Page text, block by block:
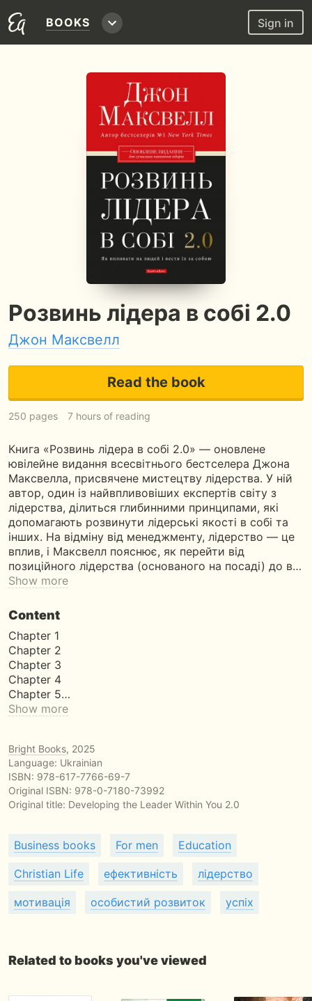
BOOKS Sign in
Розвинь лідера в собі 2.0
Джон Максвелл
Read the book
250 pages 7 hours of reading
Книга «Розвинь лідера в собі 2.0» — оновлене
ювілейне видання всесвітнього бестселера Джона
Максвелла, присвячене мистецтву лідерства. У ній
автор, один із найвпливовіших експертів світу з
лідерства, ділиться глибинними принципами, які
допомагають розвинути лідерські якості в собі та
інших. На відміну від менеджменту, лідерство — це
вплив, і Максвелл пояснює, як перейти від
позиційного лідерства (основаного на посаді) до в…
Show more
Content
Chapter 1
Chapter 2
Chapter 3
Chapter 4
Chapter 5…
Show more
Bright Books, 2025
Language: Ukrainian
ISBN: 978-617-7766-69-7
Original ISBN: 978-0-7180-73992
Original title: Developing the Leader Within You 2.0
Business books For men Education
Christian Life ефективність лідерство
мотивація особистий розвиток успіх
Related to books you've viewed